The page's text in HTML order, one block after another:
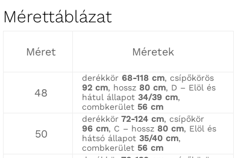
Mérettáblázat
Méret Méretek
48
derékkör 68-118 cm, csípőkörös
92 cm, hossz 80 cm, D – Elöl és
hátul állapot 34/39 cm,
combkerület 56 cm
50
derékkör 72-124 cm, csípőkör
96 cm, C – hossz 80 cm, Elöl és
hátsó állapot 35/40 cm,
combkerület 56 cm